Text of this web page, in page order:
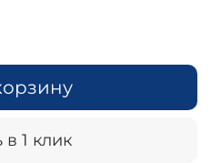
в 1 клик